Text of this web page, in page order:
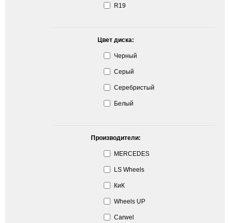
R19
Цвет диска:
Черный
Серый
Серебристый
Белый
Производители:
MERCEDES
LS Wheels
КиК
Wheels UP
Carwel